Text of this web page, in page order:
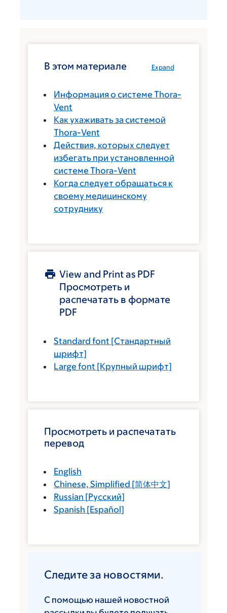
Expand
В этом материале
Информация о системе Thora-
Vent
Как ухаживать за системой
Thora-Vent
Действия, которых следует
избегать при установленной
системе Thora-Vent
Когда следует обращаться к
своему медицинскому
сотруднику
View and Print as PDF
Просмотреть и
распечатать в формате
PDF
Standard font [Стандартный
шрифт]
Large font [Крупный шрифт]
Просмотреть и распечатать
перевод
English
Chinese, Simplified [简体中文]
Russian [Русский]
Spanish [Español]
Следите за новостями.
С помощью нашей новостной